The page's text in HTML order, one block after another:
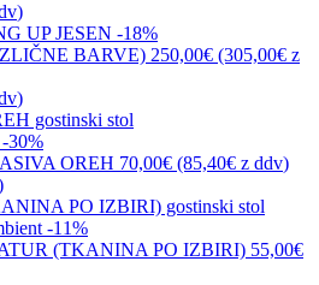
)
-18%
BARVE) 250,00€ (305,00€ z
)
-30%
OREH 70,00€ (85,40€ z ddv)
-11%
(TKANINA PO IZBIRI) 55,00€